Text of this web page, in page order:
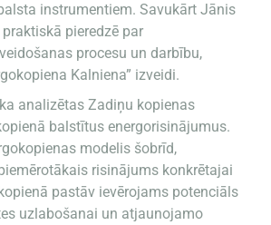
instrumentiem. Savukārt Jānis
pieredzē par
procesu un darbību,
Kalniena” izveidi.
analizētas Zadiņu kopienas
balstītus energorisinājumus.
modelis šobrīd,
risinājums konkrētajai
pastāv ievērojams potenciāls
uzlabošanai un atjaunojamo